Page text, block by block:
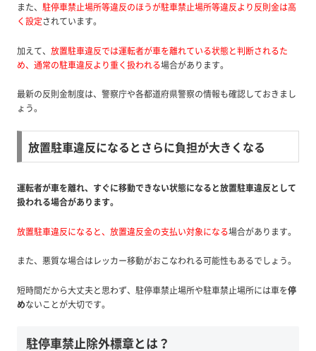
また、 駐停車禁止場所等違反のほうが駐車禁止場所等違反より反則金は高
く設定されています。
加えて、 放置駐車違反では運転者が車を離れている状態と判断されるた
め、通常の駐車違反より重く扱われる場合があります。
最新の反則金制度は、警察庁や各都道府県警察の情報も確認しておきまし
ょう。
放置駐車違反になるとさらに負担が大きくなる
運転者が車を離れ、すぐに移動できない状態になると放置駐車違反として
扱われる場合があります。
放置駐車違反になると、放置違反金の支払い対象になる場合があります。
また、悪質な場合はレッカー移動がおこなわれる可能性もあるでしょう。
短時間だから大丈夫と思わず、駐停車禁止場所や駐車禁止場所には車を停
めないことが大切です。
駐停車禁止除外標章とは？